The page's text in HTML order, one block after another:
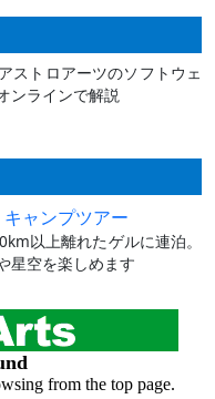
ストロアーツのソフトウェ
ンラインで解説
ャンプツアー
以上離れたゲルに連泊。
星空を楽しめます